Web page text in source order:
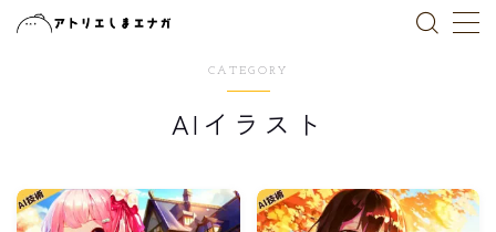
作品一覧
CATEGORY
AIイラスト